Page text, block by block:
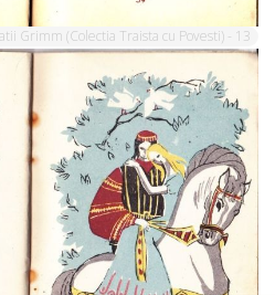
Grimm (Colectia Traista cu Povesti) - 13